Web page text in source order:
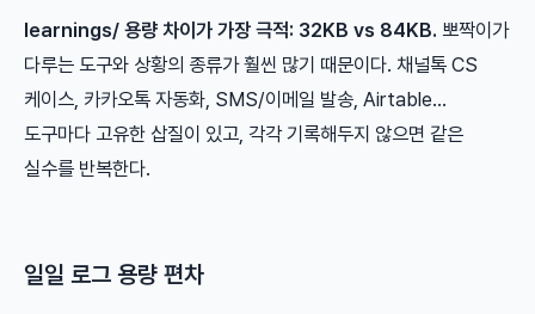
learnings/ 용량 차이가 가장 극적: 32KB vs 84KB. 뽀짝이가
다루는 도구와 상황의 종류가 훨씬 많기 때문이다. 채널톡 CS
케이스, 카카오톡 자동화, SMS/이메일 발송, Airtable…
도구마다 고유한 삽질이 있고, 각각 기록해두지 않으면 같은
실수를 반복한다.
일일 로그 용량 편차